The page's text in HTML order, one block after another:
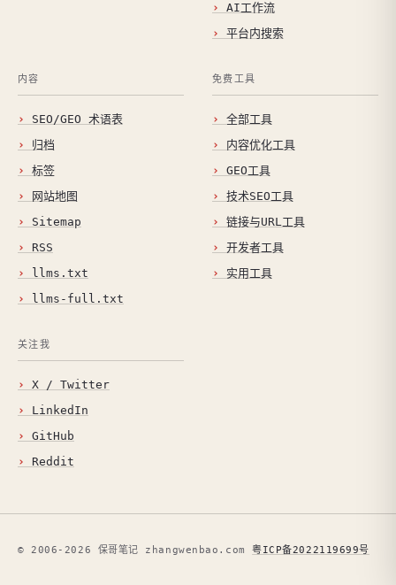
AI工作流
平台内搜索
内容
SEO/GEO 术语表
归档
标签
网站地图
Sitemap
RSS
llms.txt
llms-full.txt
免费工具
全部工具
内容优化工具
GEO工具
技术SEO工具
链接与URL工具
开发者工具
实用工具
关注我
X / Twitter
LinkedIn
GitHub
Reddit
© 2006-2026 保哥笔记 zhangwenbao.com粤ICP备2022119699号